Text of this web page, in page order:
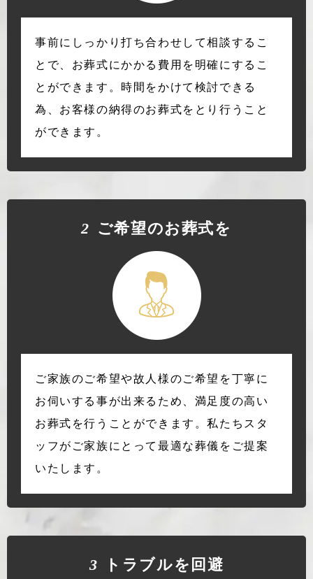
事前にしっかり打ち合わせして相談するこ
とで、お葬式にかかる費用を明確にするこ
とができます。時間をかけて検討できる
為、お客様の納得のお葬式をとり行うこと
ができます。
2 ご希望のお葬式を
ご家族のご希望や故人様のご希望を丁寧に
お伺いする事が出来るため、満足度の高い
お葬式を行うことができます。私たちスタ
ッフがご家族にとって最適な葬儀をご提案
いたします。
3 トラブルを回避